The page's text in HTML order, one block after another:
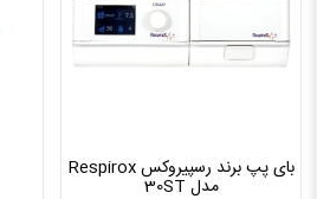
بای پپ برند رسپیروکس Respirox
مدل 30ST